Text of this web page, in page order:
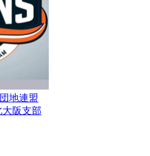
地連盟
大阪支部